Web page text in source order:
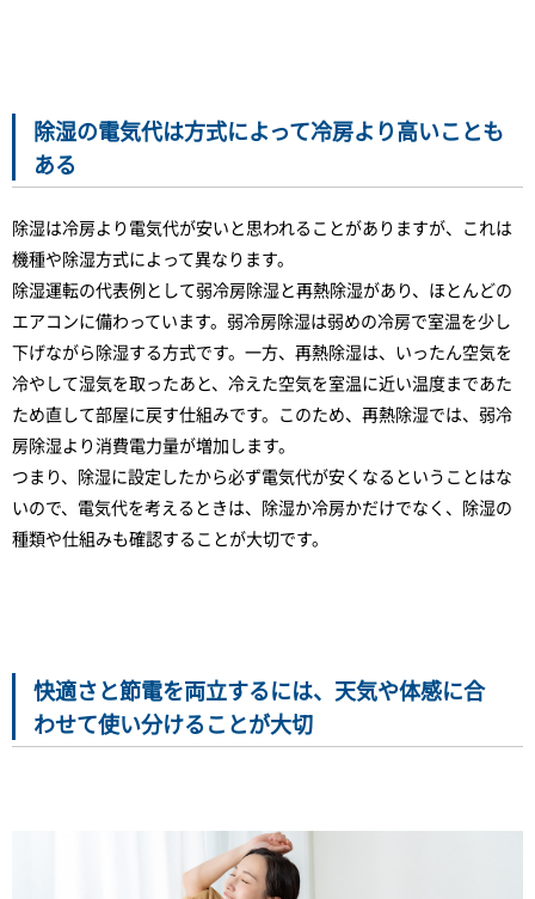
除湿の電気代は方式によって冷房より高いことも
ある
除湿は冷房より電気代が安いと思われることがありますが、これは
機種や除湿方式によって異なります。
除湿運転の代表例として弱冷房除湿と再熱除湿があり、ほとんどの
エアコンに備わっています。弱冷房除湿は弱めの冷房で室温を少し
下げながら除湿する方式です。一方、再熱除湿は、いったん空気を
冷やして湿気を取ったあと、冷えた空気を室温に近い温度まであた
ため直して部屋に戻す仕組みです。このため、再熱除湿では、弱冷
房除湿より消費電力量が増加します。
つまり、除湿に設定したから必ず電気代が安くなるということはな
いので、電気代を考えるときは、除湿か冷房かだけでなく、除湿の
種類や仕組みも確認することが大切です。
快適さと節電を両立するには、天気や体感に合
わせて使い分けることが大切